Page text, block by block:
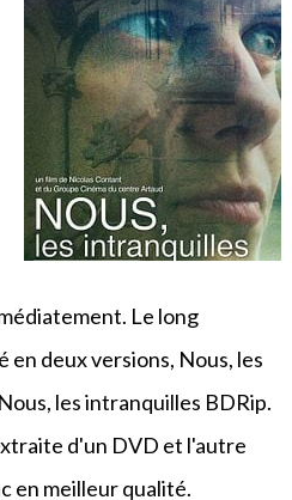
Le long
en deux versions, Nous, les
les intranquilles BDRip.
d'un DVD et l'autre
en meilleur qualité.